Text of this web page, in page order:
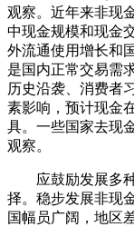
观察。近年来非现
中现金规模和现金
外流通使用增长和
是国内正常交易需
历史沿袭、消费者
素影响，预计现金
具。一些国家去现
观察。
应鼓励发展多种
择。稳步发展非现
国幅员广阔，地区